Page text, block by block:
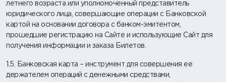
летнего возраста или уполномоченный представитель
юридического лица, совершающие операции с Банковской
картой на основании договора с банком-эмитентом,
прошедшие регистрацию на Сайте и использующие Сайт для
получения информации и заказа Билетов.
1.5. Банковская карта – инструмент для совершения ее
держателем операций с денежными средствами,